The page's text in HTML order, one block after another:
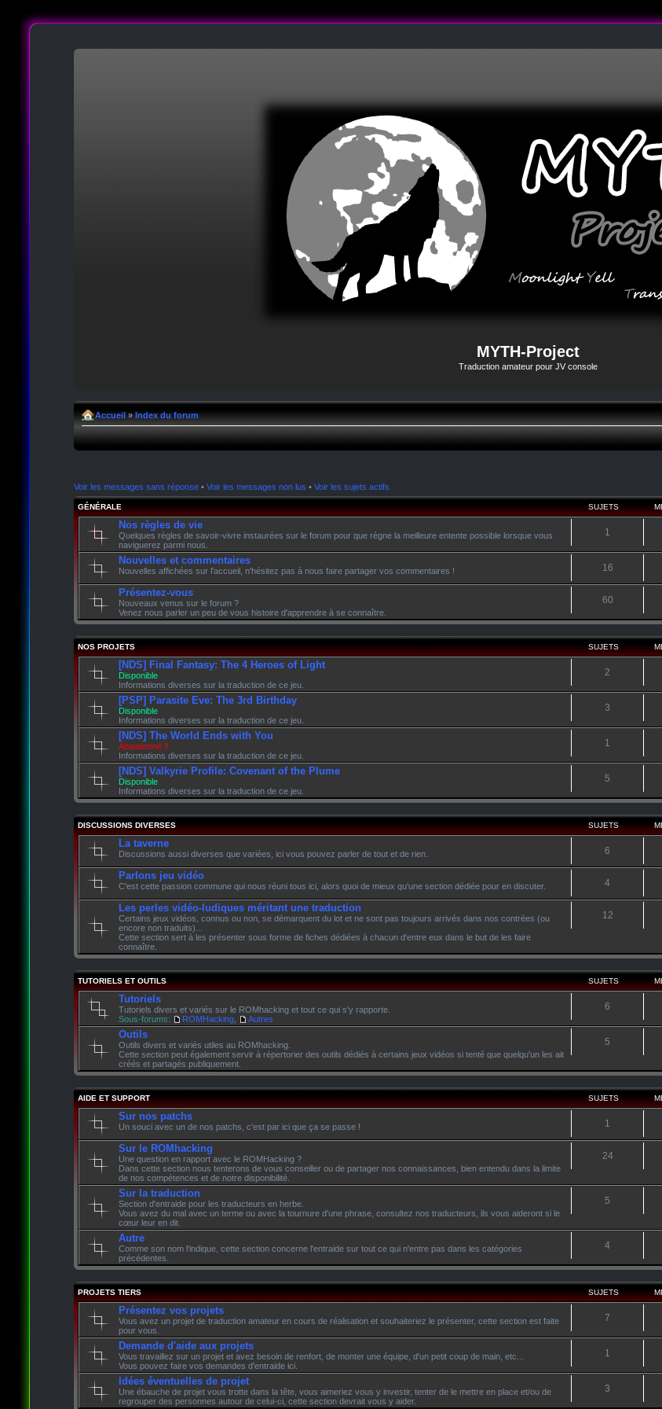
MYTH-Project
Traduction amateur pour JV console
Accueil» Index du forum
Voir les messages sans réponse• Voir les messages non lus • Voir les sujets actifs
GÉNÉRALE SUJETS
Nos règles de vie
Quelques règles de savoir-vivre instaurées sur le forum pour que règne la meilleure entente possible lorsque vous
naviguerez parmi nous.
1
Nouvelles et commentaires
Nouvelles affichées sur l'accueil, n'hésitez pas à nous faire partager vos commentaires ! 16
Présentez-vous
Nouveaux venus sur le forum ?
Venez nous parler un peu de vous histoire d'apprendre à se connaître.
60
NOS PROJETS SUJETS
[NDS] Final Fantasy: The 4 Heroes of Light
Disponible
Informations diverses sur la traduction de ce jeu.
2
[PSP] Parasite Eve: The 3rd Birthday
Disponible
Informations diverses sur la traduction de ce jeu.
3
[NDS] The World Ends with You
Abandonné !!
Informations diverses sur la traduction de ce jeu.
1
[NDS] Valkyrie Profile: Covenant of the Plume
Disponible
Informations diverses sur la traduction de ce jeu.
5
DISCUSSIONS DIVERSES SUJETS
La taverne
Discussions aussi diverses que variées, ici vous pouvez parler de tout et de rien. 6
Parlons jeu vidéo
C'est cette passion commune qui nous réuni tous ici, alors quoi de mieux qu'une section dédiée pour en discuter. 4
Les perles vidéo-ludiques méritant une traduction
Certains jeux vidéos, connus ou non, se démarquent du lot et ne sont pas toujours arrivés dans nos contrées (ou
encore non traduits)...
Cette section sert à les présenter sous forme de fiches dédiées à chacun d'entre eux dans le but de les faire
connaître.
12
TUTORIELS ET OUTILS SUJETS
Tutoriels
Tutoriels divers et variés sur le ROMhacking et tout ce qui s'y rapporte.
Sous-forums:
ROMHacking, Autres
6
Outils
Outils divers et variés utiles au ROMhacking.
Cette section peut également servir à répertorier des outils dédiés à certains jeux vidéos si tenté que quelqu'un les ait
créés et partagés publiquement.
5
AIDE ET SUPPORT SUJETS
Sur nos patchs
Un souci avec un de nos patchs, c'est par ici que ça se passe ! 1
Sur le ROMhacking
Une question en rapport avec le ROMHacking ?
Dans cette section nous tenterons de vous conseiller ou de partager nos connaissances, bien entendu dans la limite
de nos compétences et de notre disponibilité.
24
Sur la traduction
Section d'entraide pour les traducteurs en herbe.
Vous avez du mal avec un terme ou avec la tournure d'une phrase, consultez nos traducteurs, ils vous aideront si le
cœur leur en dit.
5
Autre
Comme son nom l'indique, cette section concerne l'entraide sur tout ce qui n'entre pas dans les catégories
précédentes.
4
PROJETS TIERS SUJETS
Présentez vos projets
Vous avez un projet de traduction amateur en cours de réalisation et souhaiteriez le présenter, cette section est faite
pour vous.
7
Demande d'aide aux projets
Vous travaillez sur un projet et avez besoin de renfort, de monter une équipe, d'un petit coup de main, etc...
Vous pouvez faire vos demandes d'entraide ici.
1
Idées éventuelles de projet
Une ébauche de projet vous trotte dans la tête, vous aimeriez vous y investir, tenter de le mettre en place et/ou de
regrouper des personnes autour de celui-ci, cette section devrait vous y aider.
3